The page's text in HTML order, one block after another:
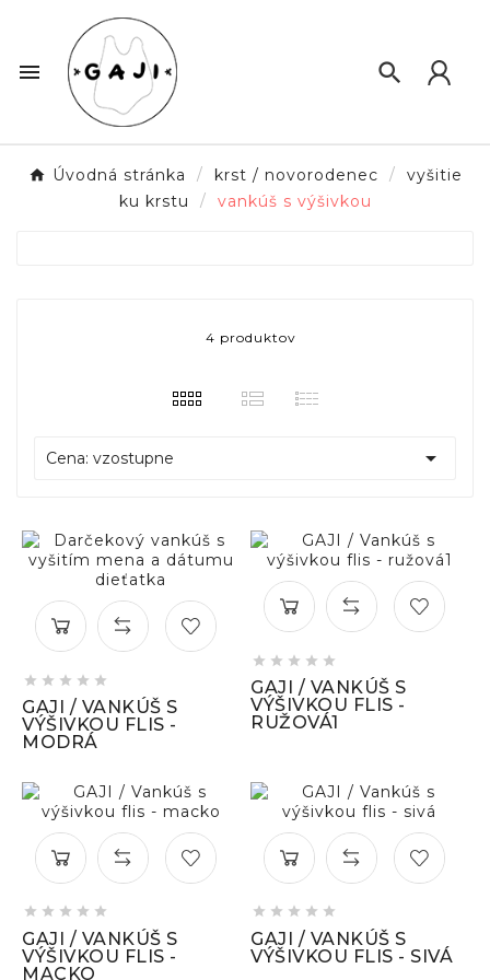
 
Úvodná stránka krst / novorodenec
vyšitie
ku krstu
vankúš s výšivkou
4 produktov
Cena: vzostupne 
    
GAJI / VANKÚŠ S
VÝŠIVKOU FLIS -
MODRÁ
    
GAJI / VANKÚŠ S
VÝŠIVKOU FLIS -
RUŽOVÁ1
    
GAJI / VANKÚŠ S
VÝŠIVKOU FLIS -
MACKO
    
GAJI / VANKÚŠ S
VÝŠIVKOU FLIS - SIVÁ